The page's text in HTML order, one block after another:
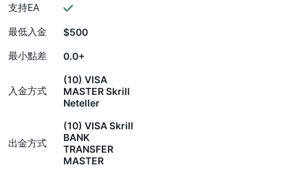
支持EA
最低入金
$500
最小點差
0.0+
入金方式
(10) VISA
MASTER Skrill
Neteller
出金方式
(10) VISA Skrill
BANK
TRANSFER
MASTER